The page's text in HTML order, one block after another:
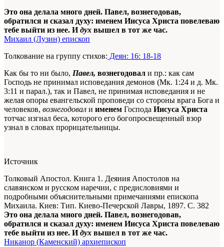
Это она делала много дней. Павел, вознегодовав,
обратился и сказал духу: именем Иисуса Христа повелеваю
тебе выйти из нее. Идух вышел в тот же час.
Михаил (Лузин) епископ
Толкование на группу стихов: Деян: 16: 18-18
Как бы то ни было, Павел, вознегодовал и пр.: как сам
Господь не принимал исповедания демонов (Мк. 1:24 и д. Мк.
3:11 и парал.), так и Павел, не принимая исповедания и не
желая опоры евангельской проповеди со стороны врага Бога и
человеков, вознегодовал и именем Господа Иисуса Христа
тотчас изгнал беса, которого его богопросвещенный взор
узнал в словах прорицательницы.
Источник
Толковый Апостол. Книга 1. Деяния Апостолов на
славянском и русском наречии, с предисловиями и
подробными объяснительными примечаниями епископа
Михаила. Киев: Тип. Киево-Печерской Лавры, 1897. С. 382
Это она делала много дней. Павел, вознегодовав,
обратился и сказал духу: именем Иисуса Христа повелеваю
тебе выйти из нее. Идух вышел в тот же час.
Никанор (Каменский) архиепископ